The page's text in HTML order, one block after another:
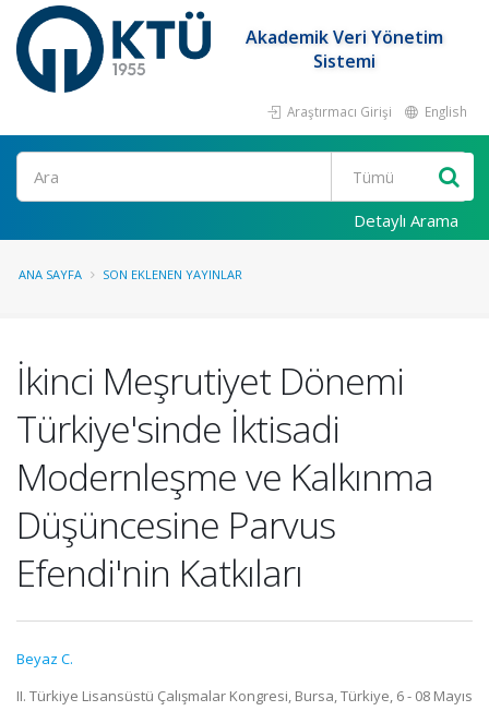
Akademik Veri Yönetim
Sistemi
Araştırmacı Girişi English
Ara
Detaylı Arama
ANA SAYFA SON EKLENEN YAYINLAR
İkinci Meşrutiyet Dönemi
Türkiye'sinde İktisadi
Modernleşme ve Kalkınma
Düşüncesine Parvus
Efendi'nin Katkıları
Beyaz C.
II. Türkiye Lisansüstü Çalışmalar Kongresi, Bursa, Türkiye, 6 - 08 Mayıs